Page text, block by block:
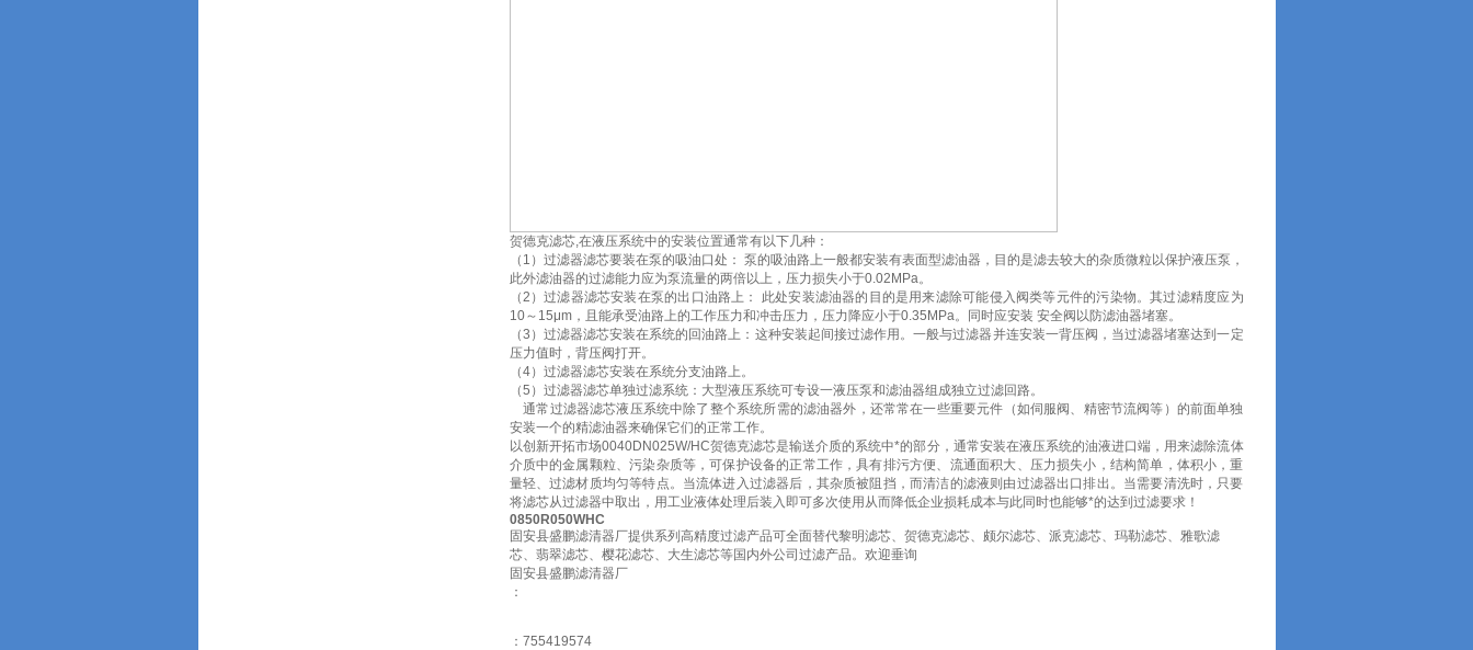
贺德克滤芯,在液压系统中的安装位置通常有以下几种：
（1）过滤器滤芯要装在泵的吸油口处： 泵的吸油路上一般都安装有表面型滤油器，目的是滤去较大的杂质微粒以保护液压泵，
此外滤油器的过滤能力应为泵流量的两倍以上，压力损失小于0.02MPa。
（2）过滤器滤芯安装在泵的出口油路上： 此处安装滤油器的目的是用来滤除可能侵入阀类等元件的污染物。其过滤精度应为
10～15μm，且能承受油路上的工作压力和冲击压力，压力降应小于0.35MPa。同时应安装 安全阀以防滤油器堵塞。
（3）过滤器滤芯安装在系统的回油路上：这种安装起间接过滤作用。一般与过滤器并连安装一背压阀，当过滤器堵塞达到一定
压力值时，背压阀打开。
（4）过滤器滤芯安装在系统分支油路上。
（5）过滤器滤芯单独过滤系统：大型液压系统可专设一液压泵和滤油器组成独立过滤回路。
通常过滤器滤芯液压系统中除了整个系统所需的滤油器外，还常常在一些重要元件（如伺服阀、精密节流阀等）的前面单独
安装一个的精滤油器来确保它们的正常工作。
以创新开拓市场0040DN025W/HC贺德克滤芯是输送介质的系统中*的部分，通常安装在液压系统的油液进口端，用来滤除流体
介质中的金属颗粒、污染杂质等，可保护设备的正常工作，具有排污方便、流通面积大、压力损失小，结构简单，体积小，重
量轻、过滤材质均匀等特点。当流体进入过滤器后，其杂质被阻挡，而清洁的滤液则由过滤器出口排出。当需要清洗时，只要
将滤芯从过滤器中取出，用工业液体处理后装入即可多次使用从而降低企业损耗成本与此同时也能够*的达到过滤要求！
0850R050WHC
固安县盛鹏滤清器厂提供系列高精度过滤产品可全面替代黎明滤芯、贺德克滤芯、颇尔滤芯、派克滤芯、玛勒滤芯、雅歌滤
芯、翡翠滤芯、樱花滤芯、大生滤芯等国内外公司过滤产品。欢迎垂询
固安县盛鹏滤清器厂
：
：755419574